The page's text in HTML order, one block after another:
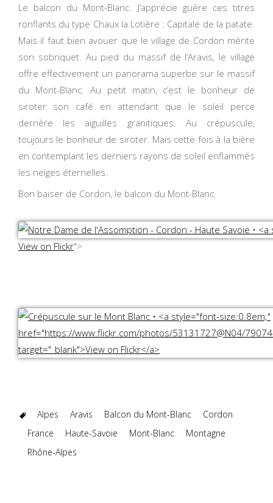
Le balcon du Mont-Blanc. J’apprécie guère ces titres
ronflants du type Chaux la Lotière : Capitale de la patate.
Mais il faut bien avouer que le village de Cordon mérite
son sobriquet. Au pied du massif de l’Aravis, le village
offre effectivement un panorama superbe sur le massif
du Mont-Blanc. Au petit matin, c’est le bonheur de
siroter son café en attendant que le soleil perce
derrière les aiguilles granitiques. Au crépuscule,
toujours le bonheur de siroter. Mais cette fois à la bière
en contemplant les derniers rayons de soleil enflammés
les neiges éternelles.
Bon baiser de Cordon, le balcon du Mont-Blanc.
View on Flickr">
Alpes Aravis Balcon du Mont-Blanc
Cordon
France
Haute-Savoie Mont-Blanc
Montagne
Rhône-Alpes